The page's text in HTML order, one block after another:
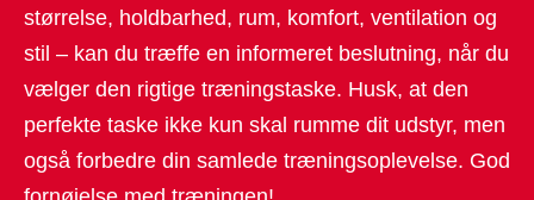
størrelse, holdbarhed, rum, komfort, ventilation og
stil – kan du træffe en informeret beslutning, når du
vælger den rigtige træningstaske. Husk, at den
perfekte taske ikke kun skal rumme dit udstyr, men
også forbedre din samlede træningsoplevelse. God